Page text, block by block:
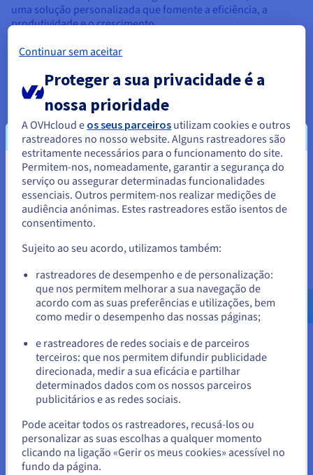
uma solução personalizada que fomente a eficiência, a
produtividade e o crescimento.
Como funciona o SAP?
Dentro de uma empresa, a SAP integra diferentes etapas e
funções empresariais em um único sistema unificado.
Funciona como um centro central onde os dados de vários
departamentos, tais como as finanças, RH, vendas e fabrico,
são recolhidos, armazenados e processados.
Estes dados servem para obter informações sobre as
atividades da empresa, permitindo uma melhor tomada de
decisões e uma maior eficiência. Veja aqui uma descrição
geral e simples do funcionamento do SAP:
Recolha de dados A SAP recolhe informações de várias
fontes dentro da empresa, tais como encomendas de
vendas, notas de encomendas, níveis de stocks, registos
de funcionários e transações financeiras. Estes dados
são frequentemente recolhidos automaticamente
através de integração com outros sistemas ou
introduzidos manualmente pelos funcionários.
Armazenamento dos dados A informação recolhida é
armazenada numa base de dados centralizada, que
funciona como uma única fonte de verdade para toda a
empresa. Isto garante a consistência dos dados e
dados em diferentes departamentos.
Processamento de dados A SAP processa os dados
armazenados utilizando vários algoritmos e regras de
negócio. Isto inclui tarefas como calcular
Parece que está localizado em
Estados Unidos.
Para encomendar a partir de Estados Unidos, terá de consultar e
Aceder ao website do Estados Unidos
us.ovhcloud.com/learn Inglês USD - $
ou
Ficar no website atual
Selecionar outro website
Continuar sem aceitar
Proteger a sua privacidade é a
nossa prioridade
A OVHcloud e os seus parceiros utilizam cookies e outros
rastreadores no nosso website. Alguns rastreadores são
estritamente necessários para o funcionamento do site.
Permitem-nos, nomeadamente, garantir a segurança do
serviço ou assegurar determinadas funcionalidades
essenciais. Outros permitem-nos realizar medições de
audiência anónimas. Estes rastreadores estão isentos de
consentimento.
Sujeito ao seu acordo, utilizamos também:
rastreadores de desempenho e de personalização:
que nos permitem melhorar a sua navegação de
acordo com as suas preferências e utilizações, bem
como medir o desempenho das nossas páginas;
e rastreadores de redes sociais e de parceiros
terceiros: que nos permitem difundir publicidade
direcionada, medir a sua eficácia e partilhar
determinados dados com os nossos parceiros
publicitários e as redes sociais.
Pode aceitar todos os rastreadores, recusá-los ou
personalizar as suas escolhas a qualquer momento
clicando na ligação «Gerir os meus cookies» acessível no
fundo da página.